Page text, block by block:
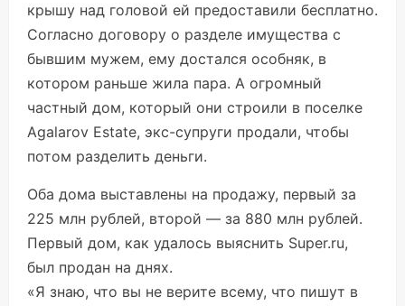
крышу над головой ей предоставили бесплатно.
Согласно договору о разделе имущества с
бывшим мужем, ему достался особняк, в
котором раньше жила пара. А огромный
частный дом, который они строили в поселке
Agalarov Estate, экс-супруги продали, чтобы
потом разделить деньги.
Оба дома выставлены на продажу, первый за
225 млн рублей, второй — за 880 млн рублей.
Первый дом, как удалось выяснить Super.ru,
был продан на днях.
«Я знаю, что вы не верите всему, что пишут в